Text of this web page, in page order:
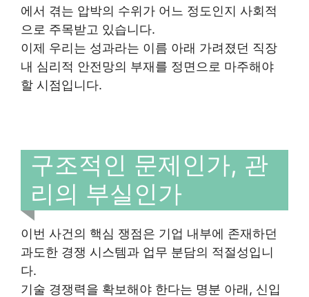
에서 겪는 압박의 수위가 어느 정도인지 사회적
으로 주목받고 있습니다.
이제 우리는 성과라는 이름 아래 가려졌던 직장
내 심리적 안전망의 부재를 정면으로 마주해야
할 시점입니다.
구조적인 문제인가, 관
리의 부실인가
이번 사건의 핵심 쟁점은 기업 내부에 존재하던
과도한 경쟁 시스템과 업무 분담의 적절성입니
다.
기술 경쟁력을 확보해야 한다는 명분 아래, 신입